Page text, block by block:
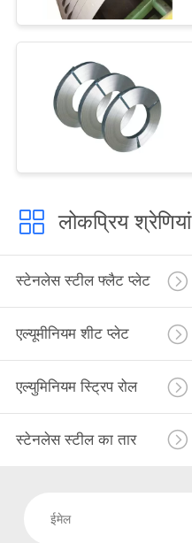
लोकप्रिय श्रेणियां
स्टेनलेस स्टील फ्लैट प्लेट
एल्यूमीनियम शीट प्लेट
एल्युमिनियम स्ट्रिप रोल
स्टेनलेस स्टील का तार